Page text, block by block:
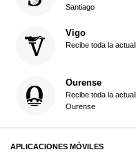
Santiago
Vigo
Recibe toda la
Ourense
Recibe toda la
Ourense
APLICACIONES MÓVILES